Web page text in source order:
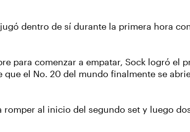
dentro de sí durante la primera hora
para comenzar a empatar, Sock logró el
el No. 20 del mundo finalmente se
al inicio del segundo set y luego